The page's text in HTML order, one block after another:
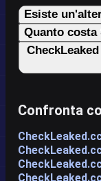
Esiste
Quanto costa
Confronta